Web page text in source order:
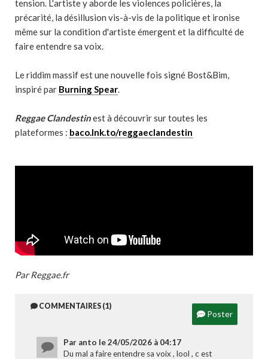
tension. L'artiste y aborde les violences policières, la
précarité, la désillusion vis-à-vis de la politique et ironise
même sur la condition d'artiste émergent et la difficulté de
faire entendre sa voix.
Le riddim massif est une nouvelle fois signé Bost&Bim,
inspiré par Burning Spear.
Reggae Clandestinest à découvrir sur toutes les
plateformes : baco.lnk.to/reggaeclandestin
Par Reggae.fr
COMMENTAIRES (1)
Poster
Par anto le 24/05/2026 à 04:17
Du mal a faire entendre sa voix , lool , c est